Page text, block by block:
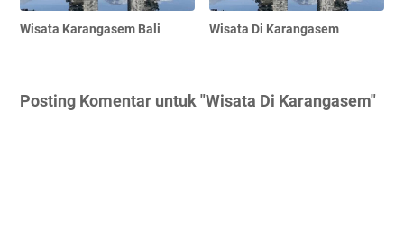
Wisata Karangasem Bali Wisata Di Karangasem
Posting Komentar untuk "Wisata Di Karangasem"